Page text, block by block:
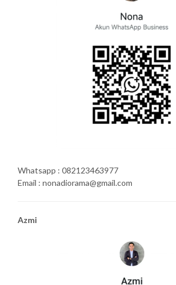
Whatsapp : 082123463977
Email : nonadiorama@gmail.com
Azmi